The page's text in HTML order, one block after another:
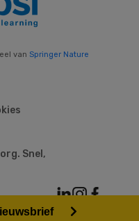
van Springer Nature
Snel,